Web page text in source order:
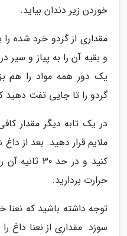
خوردن زیر دندان بیاید.
مقداری از گردو خرد شده
و بقیه آن را به پیاز و
یک دور همه مواد را هم
گردو را تا جایی تفت دهید
در یک تابه دیگر مقدار
ملایم قرار دهید. بعد از
کنید و در حد
حرارت بردارید.
توجه داشته باشید که
سوزد. مقداری از نعنا داغ